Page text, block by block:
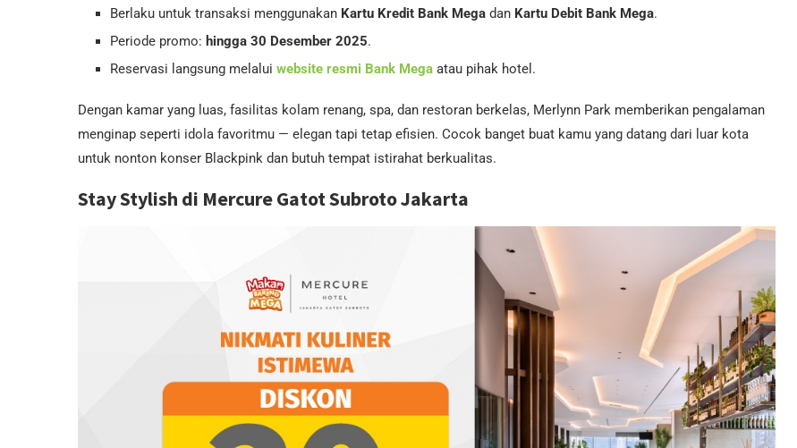
Berlaku untuk transaksi menggunakan Kartu Kredit Bank Mega dan Kartu Debit Bank Mega.
Periode promo: hingga 30 Desember 2025.
Reservasi langsung melalui website resmi Bank Mega atau pihak hotel.
Dengan kamar yang luas, fasilitas kolam renang, spa, dan restoran berkelas, Merlynn Park memberikan pengalaman
menginap seperti idola favoritmu — elegan tapi tetap efisien. Cocok banget buat kamu yang datang dari luar kota
untuk nonton konser Blackpink dan butuh tempat istirahat berkualitas.
Stay Stylish di Mercure Gatot Subroto Jakarta